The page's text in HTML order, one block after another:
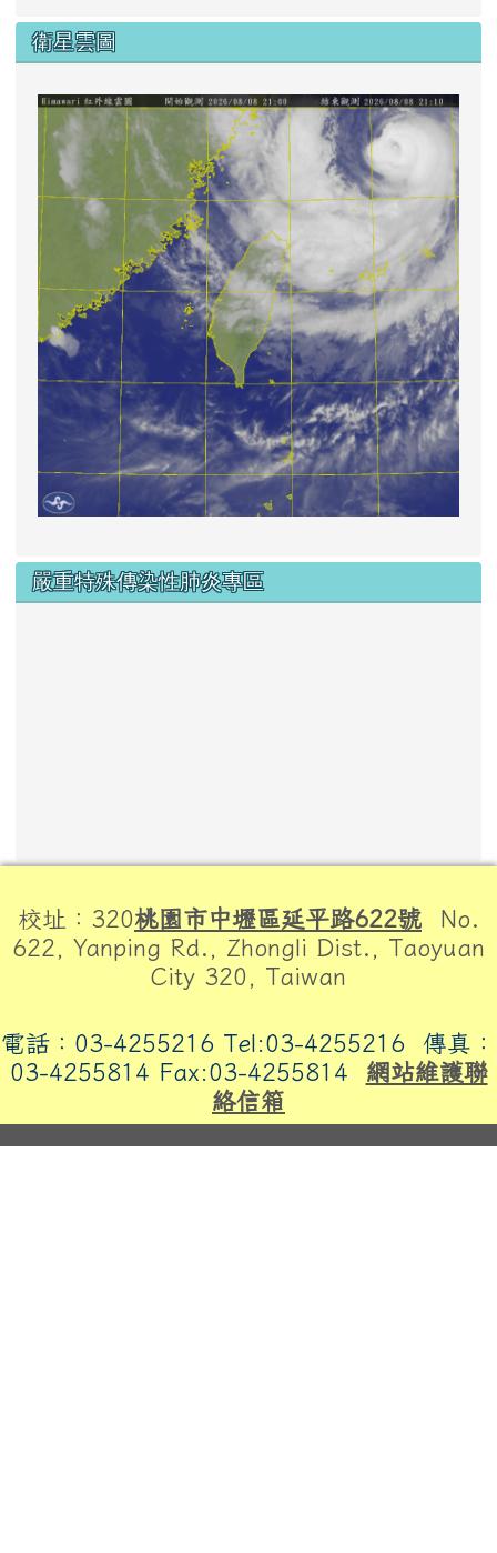
衛星雲圖
link
嚴重特殊傳染性肺炎專區
校址：320桃園市中壢區延平路622號 No.
622, Yanping Rd., Zhongli Dist., Taoyuan
City 320, Taiwan
電話：03-4255216 Tel:03-4255216 傳真：
03-4255814 Fax:03-4255814 網站維護聯
絡信箱